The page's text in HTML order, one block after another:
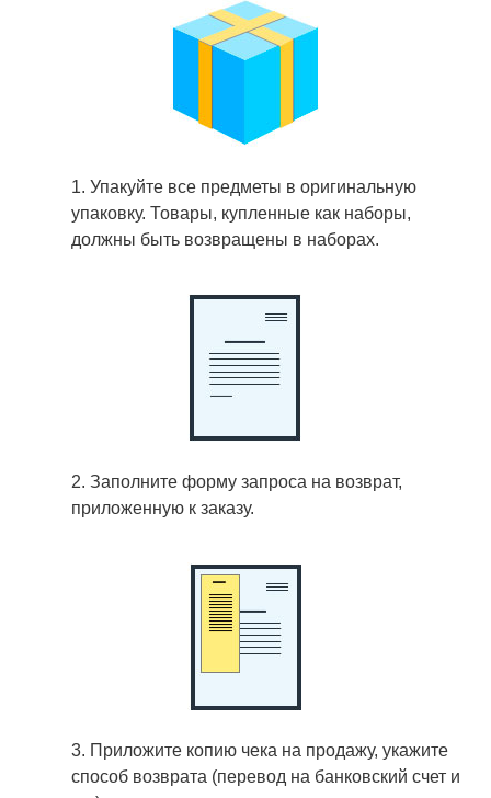
1. Упакуйте все предметы в оригинальную
упаковку. Товары, купленные как наборы,
должны быть возвращены в наборах.
2. Заполните форму запроса на возврат,
приложенную к заказу.
3. Приложите копию чека на продажу, укажите
способ возврата (перевод на банковский счет и